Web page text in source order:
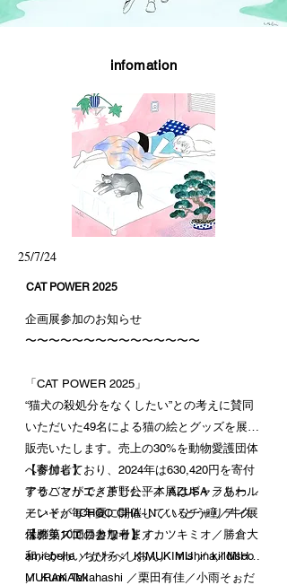
infomation
25/7/24
CAT POWER 2025
企画展参加のお知らせ
〜〜〜〜〜〜〜〜〜〜〜〜〜〜〜
「CAT POWER 2025」
“猫犬の殺処分をなくしたい”との考えに賛同
いただいた49名による猫の絵とグッズを展示
販売いたします。売上の30%を動物愛護団体
へ寄付しており、2024年は630,420円を寄付
することができました。本展はギャラリール
モンドが毎年夏に開催しているチャリティ展
示の第10回目となります。
【参加者】
アサバマリエ／芦野公平／ AZUSA ／あわい
／いそ／ ICHGO CHA~N ／いとう瞳／牛久
保雅美／エリカワード／カツキミオ／勝倉大
和／かわいちひろ／ KIMUKIMU ／ killdisco
／ Kumi Takahashi ／栗田有佳／小雨そぉだ
【グッズでの参加者】
amiebelle ／かわべしおん／ mishina／MIHO
MURAKAMI